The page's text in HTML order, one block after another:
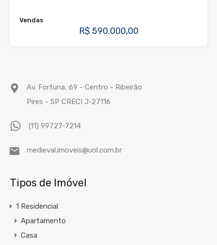
Vendas
R$ 590.000,00
Av. Fortuna, 69 - Centro - Ribeirão
Pires - SP CRECI J-27116
(11) 99727-7214
medieval.imoveis@uol.com.br
Tipos de Imóvel
1 Residencial
Apartamento
Casa